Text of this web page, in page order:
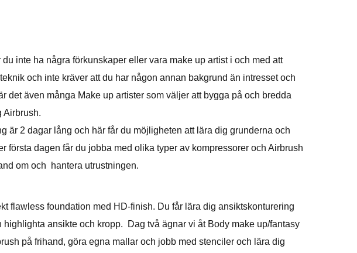
inte ha några förkunskaper eller vara make up artist i och med att
och inte kräver att du har någon annan bakgrund än intresset och
det även många Make up artister som väljer att bygga på och bredda
Airbrush.
är 2 dagar lång och här får du möjligheten att lära dig grunderna och
första dagen får du jobba med olika typer av kompressorer och Airbrush
om och hantera utrustningen.
flawless foundation med HD-finish. Du får lära dig ansiktskonturering
highlighta ansikte och kropp. Dag två ägnar vi åt Body make up/fantasy
på frihand, göra egna mallar och jobb med stenciler och lära dig